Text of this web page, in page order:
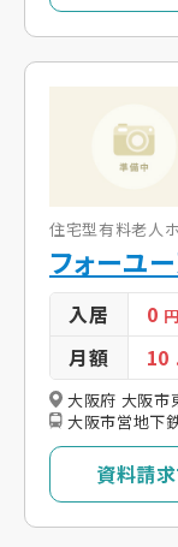
住宅型有料老人
フォーユ
入居 0 円
月額 10
大阪府 大阪市
大阪市営地下
資料請